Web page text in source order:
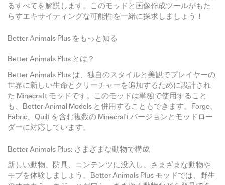
るすべてを解説します。このモッドと画像作成ツールがもた
らすエキサイティングな可能性を一緒に探求しましょう！
Better Animals Plus をもっと知る
Better Animals Plus とは？
Better Animals Plus は、独自のスタイルと美観でプレイヤーの
世界に新しい生命とクリーチャーを追加するために設計され
た Minecraft モッドです。このモッドは単独で使用すること
も、Better Animal Models と併用することもできます。Forge、
Fabric、Quilt を含む複数の Minecraft バージョンとモッドロー
ダーに対応しています。
Better Animals Plus: さまざまな動物で構成
新しい動物、防具、コンテンツに没入し、さまざまな動物や
モブを体験しましょう。Better Animals Plus モッドでは、野生